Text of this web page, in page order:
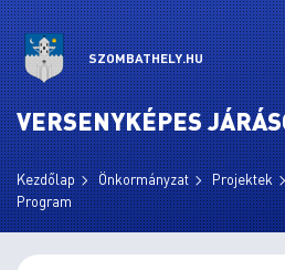
SZOMBATHELY.HU
VERSENYKÉPES
Kezdőlap Önkormányzat Projektek
Program